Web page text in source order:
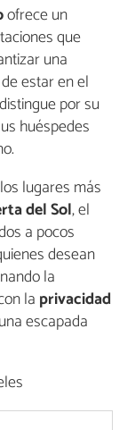
ofrece un
que
una
estar en el
por su
huéspedes
lugares más
del Sol, el
a pocos
desean
la
la privacidad
escapada